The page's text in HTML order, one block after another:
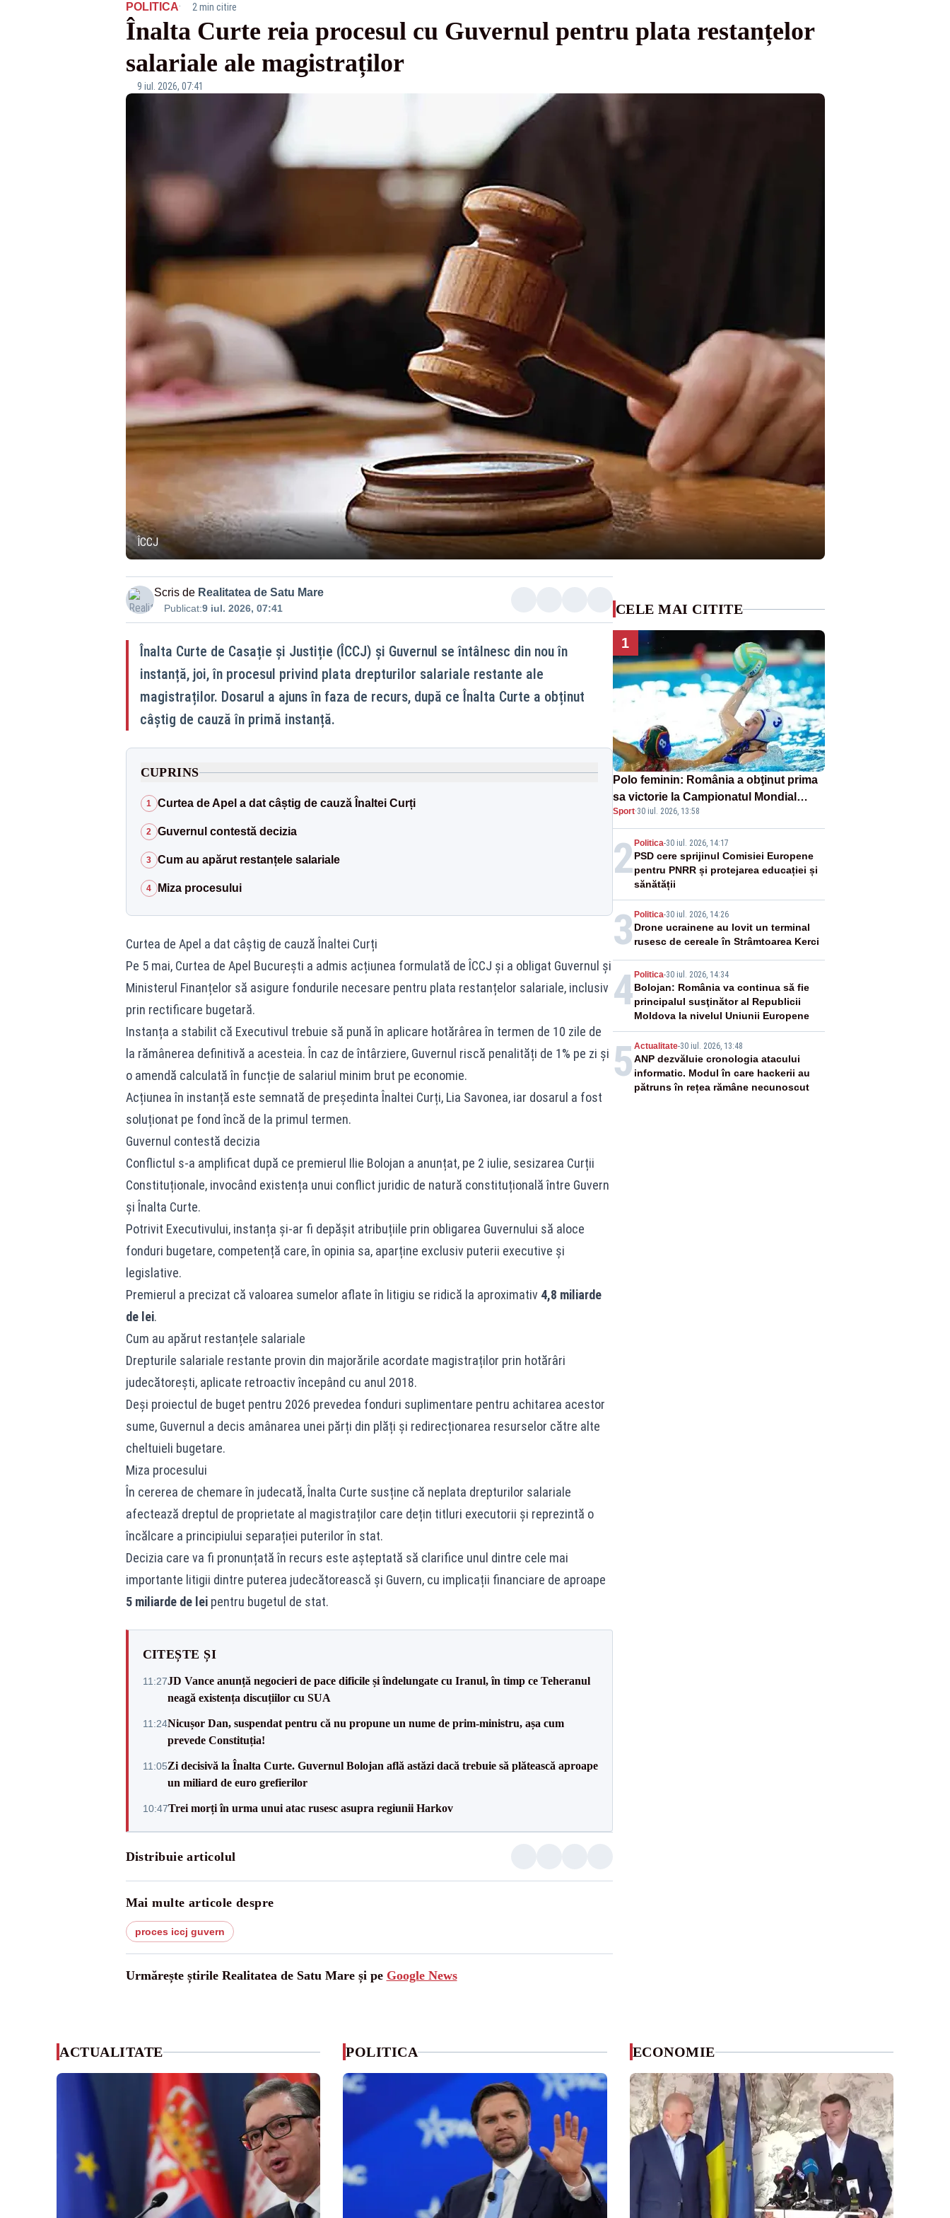
POLITICA· 2 min citire
Înalta Curte reia procesul cu Guvernul pentru plata restanțelor
salariale ale magistraților
9 iul. 2026, 07:41
ÎCCJ
Scris de Realitatea de Satu Mare
Publicat:9 iul. 2026, 07:41
Înalta Curte de Casație și Justiție (ÎCCJ) și Guvernul se întâlnesc din nou în
instanță, joi, în procesul privind plata drepturilor salariale restante ale
magistraților. Dosarul a ajuns în faza de recurs, după ce Înalta Curte a obținut
câștig de cauză în primă instanță.
CUPRINS
1 Curtea de Apel a dat câștig de cauză Înaltei Curți
2 Guvernul contestă decizia
3 Cum au apărut restanțele salariale
4 Miza procesului
Curtea de Apel a dat câștig de cauză Înaltei Curți
Pe 5 mai, Curtea de Apel București a admis acțiunea formulată de ÎCCJ și a obligat Guvernul și
Ministerul Finanțelor să asigure fondurile necesare pentru plata restanțelor salariale, inclusiv
prin rectificare bugetară.
Instanța a stabilit că Executivul trebuie să pună în aplicare hotărârea în termen de 10 zile de
la rămânerea definitivă a acesteia. În caz de întârziere, Guvernul riscă penalități de 1% pe zi și
o amendă calculată în funcție de salariul minim brut pe economie.
Acțiunea în instanță este semnată de președinta Înaltei Curți, Lia Savonea, iar dosarul a fost
soluționat pe fond încă de la primul termen.
Guvernul contestă decizia
Conflictul s-a amplificat după ce premierul Ilie Bolojan a anunțat, pe 2 iulie, sesizarea Curții
Constituționale, invocând existența unui conflict juridic de natură constituțională între Guvern
și Înalta Curte.
Potrivit Executivului, instanța și-ar fi depășit atribuțiile prin obligarea Guvernului să aloce
fonduri bugetare, competență care, în opinia sa, aparține exclusiv puterii executive și
legislative.
Premierul a precizat că valoarea sumelor aflate în litigiu se ridică la aproximativ 4,8 miliarde
de lei.
Cum au apărut restanțele salariale
Drepturile salariale restante provin din majorările acordate magistraților prin hotărâri
judecătorești, aplicate retroactiv începând cu anul 2018.
Deși proiectul de buget pentru 2026 prevedea fonduri suplimentare pentru achitarea acestor
sume, Guvernul a decis amânarea unei părți din plăți și redirecționarea resurselor către alte
cheltuieli bugetare.
Miza procesului
În cererea de chemare în judecată, Înalta Curte susține că neplata drepturilor salariale
afectează dreptul de proprietate al magistraților care dețin titluri executorii și reprezintă o
încălcare a principiului separației puterilor în stat.
Decizia care va fi pronunțată în recurs este așteptată să clarifice unul dintre cele mai
importante litigii dintre puterea judecătorească și Guvern, cu implicații financiare de aproape
5 miliarde de leipentru bugetul de stat.
CITEȘTE ȘI
11:27JD Vance anunță negocieri de pace dificile și îndelungate cu Iranul, în timp ce Teheranul
neagă existența discuțiilor cu SUA
11:24Nicușor Dan, suspendat pentru că nu propune un nume de prim-ministru, așa cum
prevede Constituția!
11:05Zi decisivă la Înalta Curte. Guvernul Bolojan află astăzi dacă trebuie să plătească aproape
un miliard de euro grefierilor
10:47Trei morți în urma unui atac rusesc asupra regiunii Harkov
Distribuie articolul
Mai multe articole despre
proces iccj guvern
Urmărește știrile Realitatea de Satu Mare și pe Google News
CELE MAI CITITE
1
Polo feminin: România a obţinut prima
sa victorie la Campionatul Mondial
Under-16
Sport·30 iul. 2026, 13:58
2 Politica-30 iul. 2026, 14:17
PSD cere sprijinul Comisiei Europene
pentru PNRR și protejarea educației și
sănătății
3 Politica-30 iul. 2026, 14:26
Drone ucrainene au lovit un terminal
rusesc de cereale în Strâmtoarea Kerci
4 Politica-30 iul. 2026, 14:34
Bolojan: România va continua să fie
principalul susţinător al Republicii
Moldova la nivelul Uniunii Europene
5 Actualitate-30 iul. 2026, 13:48
ANP dezvăluie cronologia atacului
informatic. Modul în care hackerii au
pătruns în rețea rămâne necunoscut
ACTUALITATE POLITICA ECONOMIE